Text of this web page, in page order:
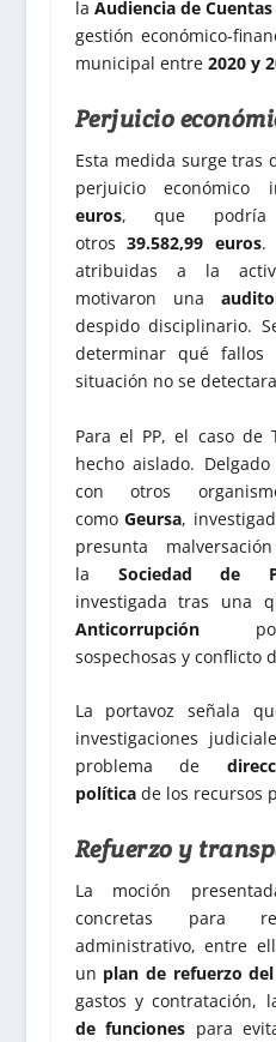
la Audiencia de
gestión económico-
municipal entre 2020 y
Perjuicio
Esta medida surge tras
perjuicio
euros, que podría
otros39.582,99 euros.
atribuidas a la
motivaron una
despido disciplinario.
determinar qué fallos
situación no se
Para el PP, el caso de
hecho aislado.
con otros
comoGeursa,
presunta
la Sociedad de
investigada tras una
Anticorrupciónpor
sospechosas y conflicto
La portavoz señala
investigaciones
problema de
políticade los recursos
Refuerzo y
La moción
concretas para
administrativo, entre
un plan de refuerzo
gastos y contratación,
de funciones para